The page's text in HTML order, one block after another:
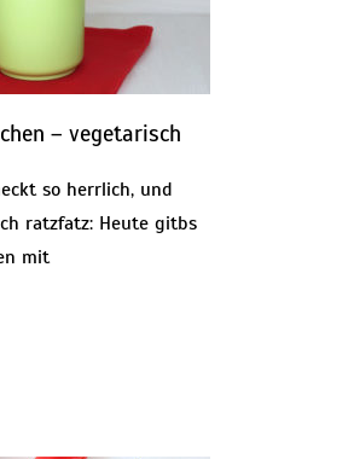
– vegetarisch
so herrlich, und
ratzfatz: Heute gitbs
mit